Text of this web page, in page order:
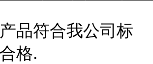
品符合我公司标
格.